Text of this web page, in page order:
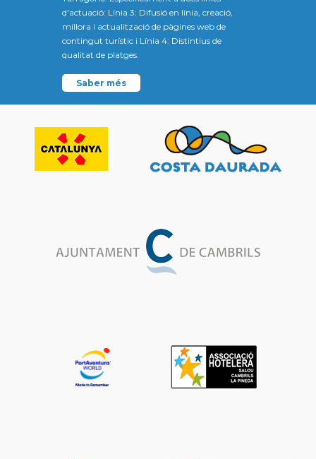
d'actuació: Línia 3: Difusió en línia, creació,
millora i actualització de pàgines web de
contingut turístic i Línia 4: Distintius de
qualitat de platges.
Saber més